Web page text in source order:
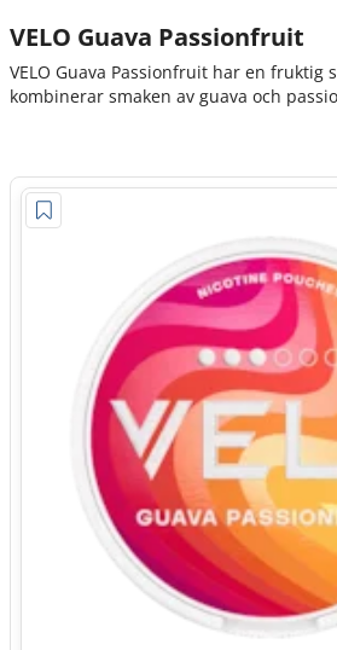
VELO Guava Passionfruit
VELO Guava Passionfruit har en fruktig
kombinerar smaken av guava och